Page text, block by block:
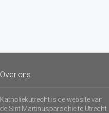
Over ons
Katholiekutrecht is de website van
de Sint Martinusparochie te Utrecht.